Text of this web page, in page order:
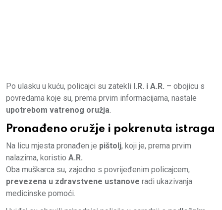
Po ulasku u kuću, policajci su zatekli I.R. i A.R. – obojicu s
povredama koje su, prema prvim informacijama, nastale
upotrebom vatrenog oružja
Pronađeno oružje i pokrenuta istraga
Na licu mjesta pronađen je pištolj, koji je, prema prvim
nalazima, koristio A.R.
Oba muškarca su, zajedno s povrijeđenim policajcem,
prevezena u zdravstvene ustanove radi ukazivanja
medicinske pomoći.